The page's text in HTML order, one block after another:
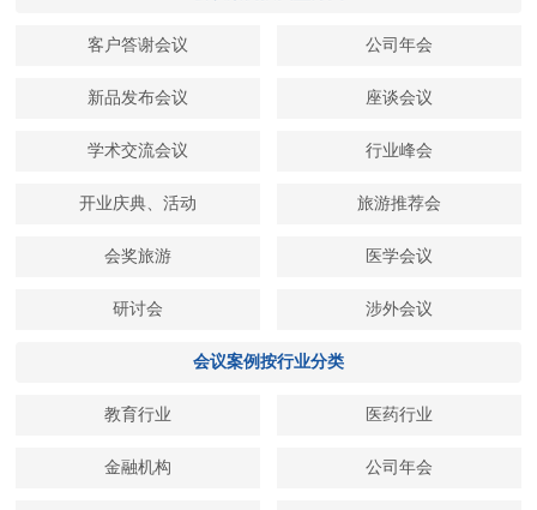
客户答谢会议 公司年会
新品发布会议 座谈会议
学术交流会议 行业峰会
开业庆典、活动 旅游推荐会
会奖旅游 医学会议
研讨会 涉外会议
会议案例按行业分类
教育行业 医药行业
金融机构 公司年会